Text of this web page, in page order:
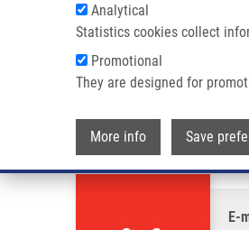
Analytical
Statistics cookies collect
Promotional
They are designed for
More info Save
Drobečková
Domů Jančíková Hana
Jančíková Hana
E-